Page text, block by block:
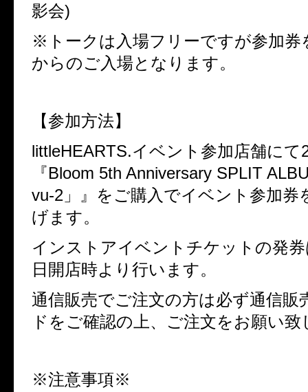
影会)
※トークは入場フリーですが参加券
からのご入場となります。
【参加方法】
littleHEARTS.イベント参加店舗にて
『Bloom 5th Anniversary SPLIT
vu-2」』をご購入でイベント参加券
げます。
インストアイベントチケットの発
日開店時より行います。
通信販売でご注文の方は必ず通信販
ドをご確認の上、ご注文をお願い致
※注意事項※